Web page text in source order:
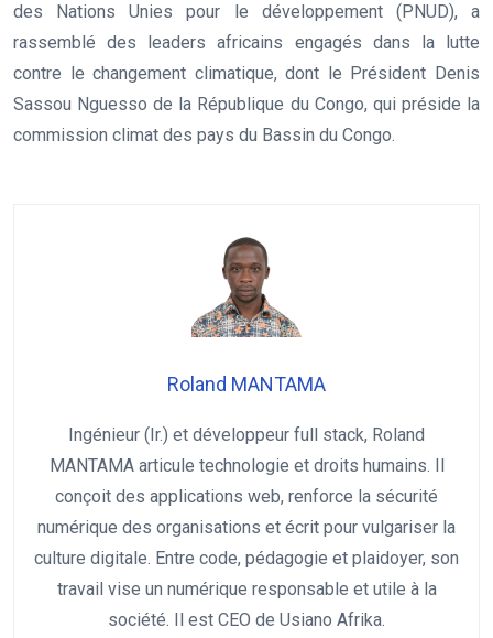
des Nations Unies pour le développement (PNUD), a
rassemblé des leaders africains engagés dans la lutte
contre le changement climatique, dont le Président Denis
Sassou Nguesso de la République du Congo, qui préside la
commission climat des pays du Bassin du Congo.
Roland MANTAMA
Ingénieur (Ir.) et développeur full stack, Roland
MANTAMA articule technologie et droits humains. Il
conçoit des applications web, renforce la sécurité
numérique des organisations et écrit pour vulgariser la
culture digitale. Entre code, pédagogie et plaidoyer, son
travail vise un numérique responsable et utile à la
société. Il est CEO de Usiano Afrika.